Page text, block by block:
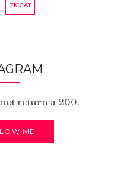
ZICCAT
return a 200.
ME!